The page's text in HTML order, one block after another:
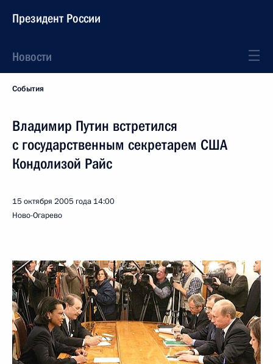
Президент России
Новости
События
Владимир Путин встретился
с государственным секретарем США
Кондолизой Райс
15 октября 2005 года 14:00
Ново-Огарево